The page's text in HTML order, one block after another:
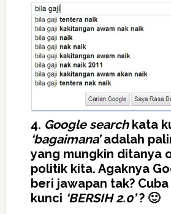
4. Google searchkata
‘bagaimana’adalah
yang mungkin ditanya
politik kita. Agaknya
beri jawapan tak?
kunci ‘BERSIH 2.0’? 🙂